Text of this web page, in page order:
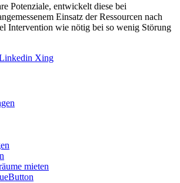
Potenziale, entwickelt diese bei
Einsatz der Ressourcen nach
Intervention wie nötig bei so wenig Störung
Xing
mieten